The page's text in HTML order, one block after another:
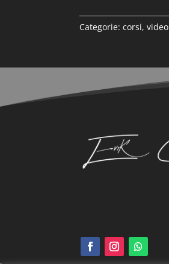
Categorie: corsi, video